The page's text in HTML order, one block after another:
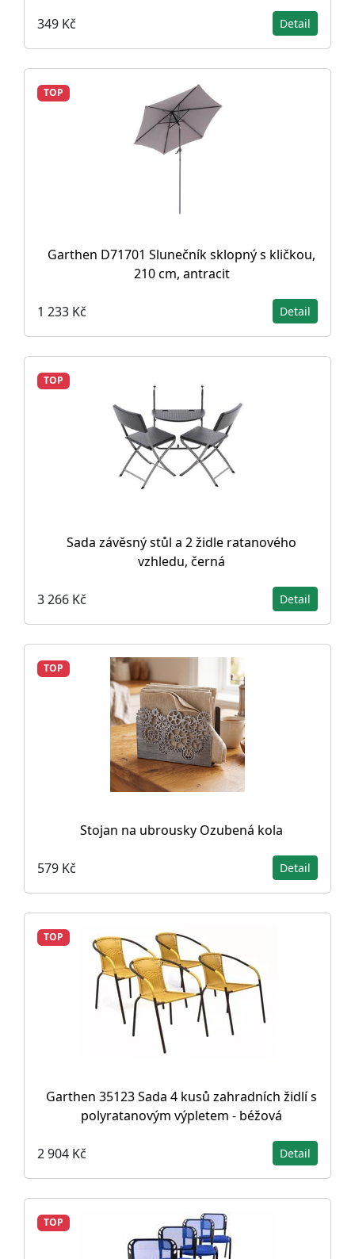
349 Kč Detail
TOP
Garthen D71701 Slunečník sklopný s kličkou,
210 cm, antracit
1 233 Kč Detail
TOP
Sada závěsný stůl a 2 židle ratanového
vzhledu, černá
3 266 Kč Detail
TOP
Stojan na ubrousky Ozubená kola
579 Kč Detail
TOP
Garthen 35123 Sada 4 kusů zahradních židlí s
polyratanovým výpletem - béžová
2 904 Kč Detail
TOP